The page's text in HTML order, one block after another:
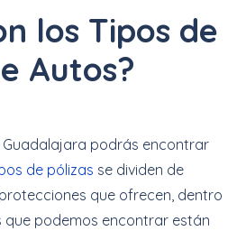
los Tipos de
Autos?
podrás encontrar
de pólizas se dividen de
que ofrecen, dentro
que podemos encontrar están